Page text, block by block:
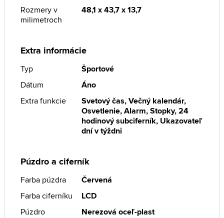
Rozmery v
milimetroch
48,1 x 43,7 x 13,7
Extra informácie
Typ
Športové
Dátum
Áno
Extra funkcie
Svetový čas, Večný kalendár,
Osvetlenie, Alarm, Stopky, 24
hodinový subciferník, Ukazovateľ
dní v týždni
Púzdro a ciferník
Farba púzdra
Červená
Farba ciferníku
LCD
Púzdro
Nerezová oceľ-plast